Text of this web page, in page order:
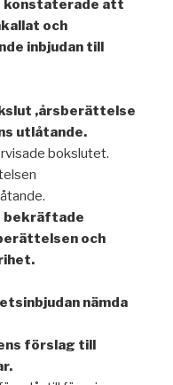
konstaterade att
och
inbjudan till
,årsberättelse
utlåtande.
bokslutet.
bekräftade
och
nämda
förslag till